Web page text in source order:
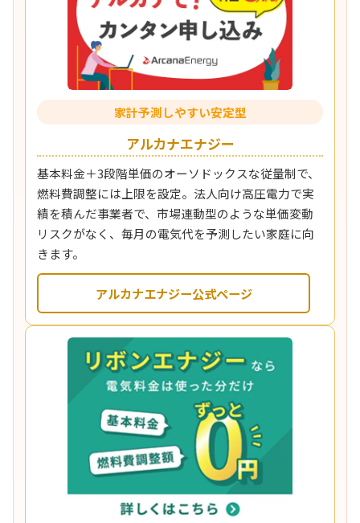
家計予測しやすい安定型
アルカナエナジー
基本料金＋3段階単価のオーソドックスな従量制で、
燃料費調整には上限を設定。法人向け高圧電力で実
績を積んだ事業者で、市場連動型のような単価変動
リスクがなく、毎月の電気代を予測したい家庭に向
きます。
アルカナエナジー公式ページ